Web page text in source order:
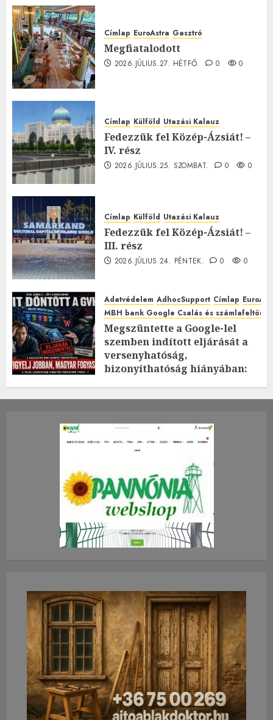
Címlap EuroAstra Gasztró
Megfiatalodott
2026.JÚLIUS.27. HÉTFŐ. 0 0
Címlap Külföld Utazási Kalauz
Fedezzük fel Közép-Ázsiát! –
IV. rész
2026.JÚLIUS.25. SZOMBAT. 0 0
Címlap Külföld Utazási Kalauz
Fedezzük fel Közép-Ázsiát! –
III. rész
2026.JÚLIUS.24. PÉNTEK. 0 0
Adatvédelem AdhocSupport Címlap
MBH bank Google Csalás és
Megszüntette a Google-lel
szemben indított eljárását a
versenyhatóság,
bizonyíthatóság hiányában:
2026.JÚLIUS.23. CSÜTÖRTÖK.
0